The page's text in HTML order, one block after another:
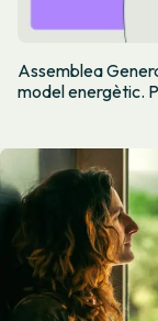
Assemblea
model energètic.